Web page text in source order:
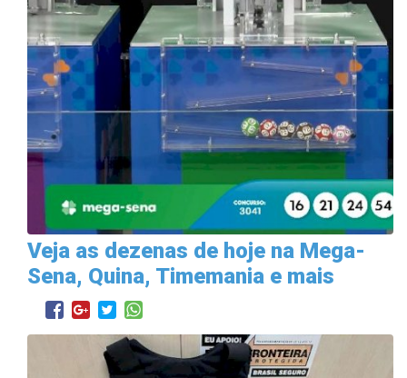
Veja as dezenas de hoje na Mega-
Sena, Quina, Timemania e mais